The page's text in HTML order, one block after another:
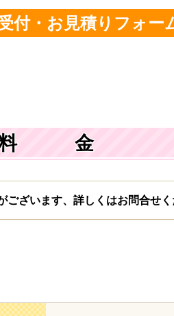
付・お見積りフォー
金
ございます、詳しくはお問合せく